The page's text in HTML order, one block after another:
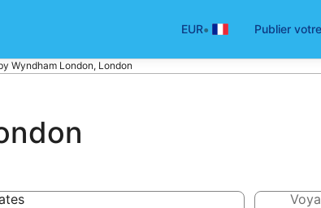
EUR• Publier
Wyndham London, London